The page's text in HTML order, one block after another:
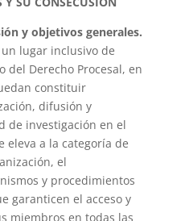
y objetivos generales.
un lugar inclusivo de
del Derecho Procesal, en
constituir
difusión y
de investigación en el
eleva a la categoría de
el
y procedimientos
garanticen el acceso y
miembros en todas las